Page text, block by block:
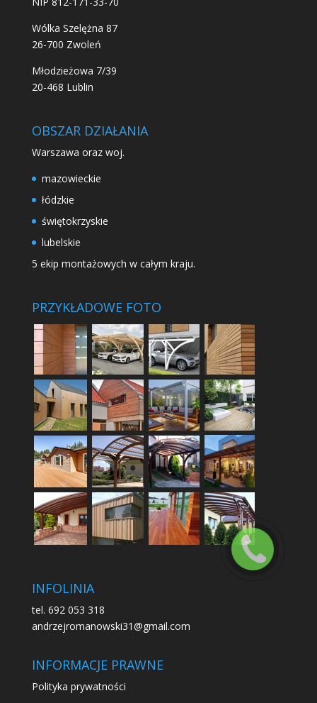
Wólka Szelężna 87
26-700 Zwoleń
Młodzieżowa 7/39
20-468 Lublin
OBSZAR DZIAŁANIA
Warszawa oraz woj.
mazowieckie
łódzkie
świętokrzyskie
lubelskie
5 ekip montażowych w całym kraju.
PRZYKŁADOWE FOTO
INFOLINIA
tel. 692 053 318
andrzejromanowski31@gmail.com
INFORMACJE PRAWNE
Polityka prywatności